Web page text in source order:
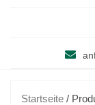
Startseite /